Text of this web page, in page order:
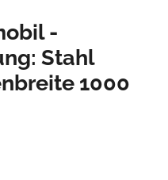
-
Stahl
1000